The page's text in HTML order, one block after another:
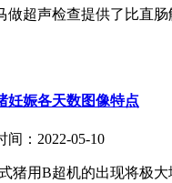
做超声检查提供了比直
妊娠各天数图像特点
间：2022-05-10
猪用B超机的出现将极